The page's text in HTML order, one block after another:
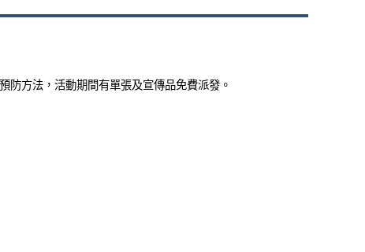
防方法，活動期間有單張及宣傳品免費派發。